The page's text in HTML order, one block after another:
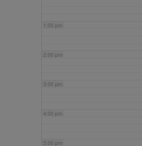
1:00 pm
2:00 pm
3:00 pm
4:00 pm
5:00 pm